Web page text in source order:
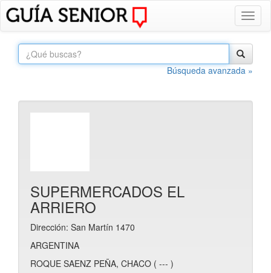
Búsqueda avanzada »
SUPERMERCADOS EL
ARRIERO
Dirección: San Martín 1470
ARGENTINA
ROQUE SAENZ PEÑA, CHACO ( --- )